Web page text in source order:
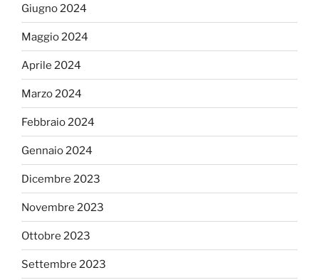
Giugno 2024
Maggio 2024
Aprile 2024
Marzo 2024
Febbraio 2024
Gennaio 2024
Dicembre 2023
Novembre 2023
Ottobre 2023
Settembre 2023